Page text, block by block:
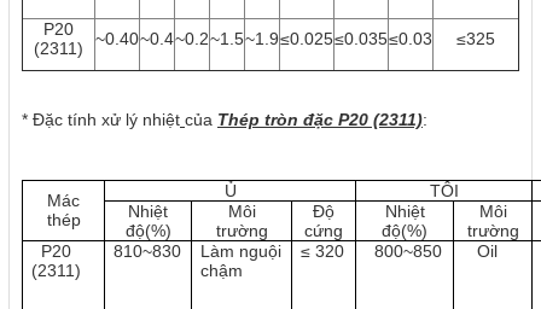
P20
(2311)
~0.40~0.4~0.2~1.5~1.9≤0.025≤0.035≤0.03 ≤325
* Đặc tính xử lý nhiệt của Thép tròn đặc P20 (2311):
Mác
thép
Ủ
TÔI
Nhiệt
độ(%)
Môi
trường
Độ
cứng
Nhiệt
độ(%)
Môi
trường
P20
(2311)
810~830
Làm nguội
chậm
≤ 320 800~850 Oil